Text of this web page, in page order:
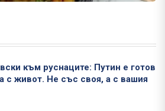
към руснаците: Путин е готов
с живот. Не със своя, а с вашия